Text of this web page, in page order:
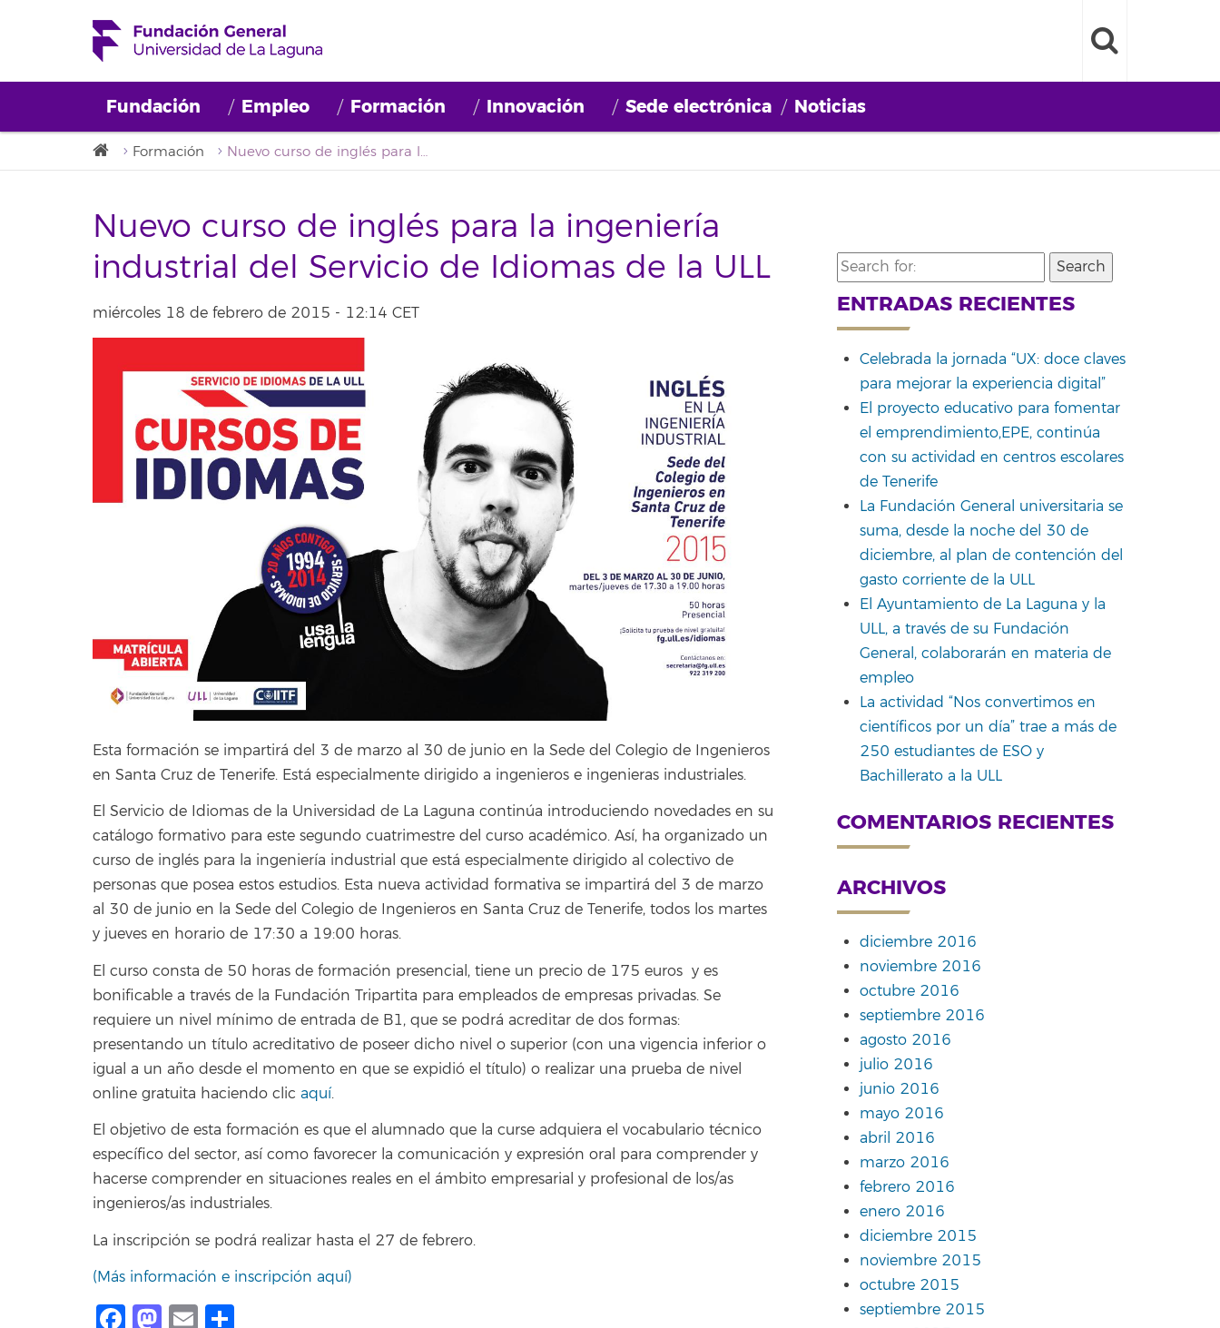
Fundación Empleo Formación Innovación Sede electrónica Noticias
Formación Nuevo curso de inglés para la ingeniería industrial del Servicio de Idiomas de la ULL
Nuevo curso de inglés para la ingeniería
industrial del Servicio de Idiomas de la ULL
miércoles 18 de febrero de 2015 - 12:14 CET
Esta formación se impartirá del 3 de marzo al 30 de junio en la Sede del Colegio de Ingenieros
en Santa Cruz de Tenerife. Está especialmente dirigido a ingenieros e ingenieras industriales.
El Servicio de Idiomas de la Universidad de La Laguna continúa introduciendo novedades en su
catálogo formativo para este segundo cuatrimestre del curso académico. Así, ha organizado un
curso de inglés para la ingeniería industrial que está especialmente dirigido al colectivo de
personas que posea estos estudios. Esta nueva actividad formativa se impartirá del 3 de marzo
al 30 de junio en la Sede del Colegio de Ingenieros en Santa Cruz de Tenerife, todos los martes
y jueves en horario de 17:30 a 19:00 horas.
El curso consta de 50 horas de formación presencial, tiene un precio de 175 euros y es
bonificable a través de la Fundación Tripartita para empleados de empresas privadas. Se
requiere un nivel mínimo de entrada de B1, que se podrá acreditar de dos formas:
presentando un título acreditativo de poseer dicho nivel o superior (con una vigencia inferior o
igual a un año desde el momento en que se expidió el título) o realizar una prueba de nivel
online gratuita haciendo clic aquí.
El objetivo de esta formación es que el alumnado que la curse adquiera el vocabulario técnico
específico del sector, así como favorecer la comunicación y expresión oral para comprender y
hacerse comprender en situaciones reales en el ámbito empresarial y profesional de los/as
ingenieros/as industriales.
La inscripción se podrá realizar hasta el 27 de febrero.
(Más información e inscripción aquí)
Facebook
Mastodon
Email
Search
for:
ENTRADAS RECIENTES
Celebrada la jornada “UX: doce claves
para mejorar la experiencia digital”
El proyecto educativo para fomentar
el emprendimiento,EPE, continúa
con su actividad en centros escolares
de Tenerife
La Fundación General universitaria se
suma, desde la noche del 30 de
diciembre, al plan de contención del
gasto corriente de la ULL
El Ayuntamiento de La Laguna y la
ULL, a través de su Fundación
General, colaborarán en materia de
empleo
La actividad “Nos convertimos en
científicos por un día” trae a más de
250 estudiantes de ESO y
Bachillerato a la ULL
COMENTARIOS RECIENTES
ARCHIVOS
diciembre 2016
noviembre 2016
octubre 2016
septiembre 2016
agosto 2016
julio 2016
junio 2016
mayo 2016
abril 2016
marzo 2016
febrero 2016
enero 2016
diciembre 2015
noviembre 2015
octubre 2015
septiembre 2015